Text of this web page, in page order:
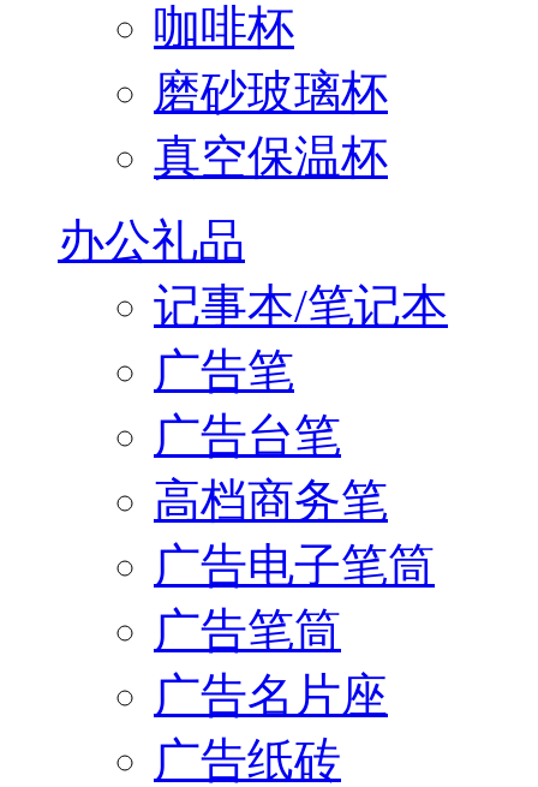
咖啡杯
磨砂玻璃杯
真空保温杯
办公礼品
记事本/笔记本
广告笔
广告台笔
高档商务笔
广告电子笔筒
广告笔筒
广告名片座
广告纸砖